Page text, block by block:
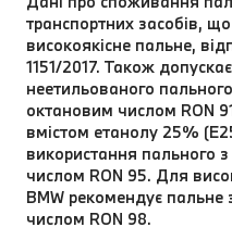
транспортних засобів,
високоякісне пальне,
1151/2017. Також
неетильованого
октановим числом RON
вмістом етанолу 25%
використання пального
числом RON 95. Для
BMW рекомендує
числом RON 98.